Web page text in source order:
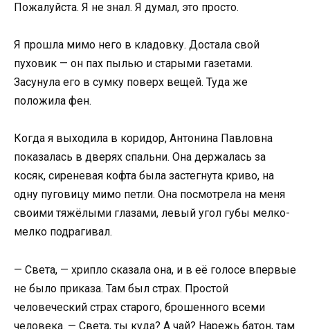
Пожалуйста. Я не знал. Я думал, это просто.
Я прошла мимо него в кладовку. Достала свой
пуховик — он пах пылью и старыми газетами.
Засунула его в сумку поверх вещей. Туда же
положила фен.
Когда я выходила в коридор, Антонина Павловна
показалась в дверях спальни. Она держалась за
косяк, сиреневая кофта была застегнута криво, на
одну пуговицу мимо петли. Она посмотрела на меня
своими тяжёлыми глазами, левый угол губы мелко-
мелко подрагивал.
— Света, — хрипло сказала она, и в её голосе впервые
не было приказа. Там был страх. Простой
человеческий страх старого, брошенного всеми
человека. — Света, ты куда? А чай? Нарежь батон, там